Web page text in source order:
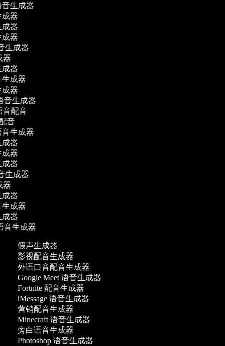
生成器
器
器
器
生成器
器
成器
器
音生成器
音配音
音
生成器
器
器
器
生成器
器
成器
器
音生成器
假声生成器
影视配音生成器
外语口音配音生成器
Google Meet 语音生成器
Fortnite 配音生成器
iMessage 语音生成器
营销配音生成器
Minecraft 语音生成器
旁白语音生成器
Photoshop 语音生成器